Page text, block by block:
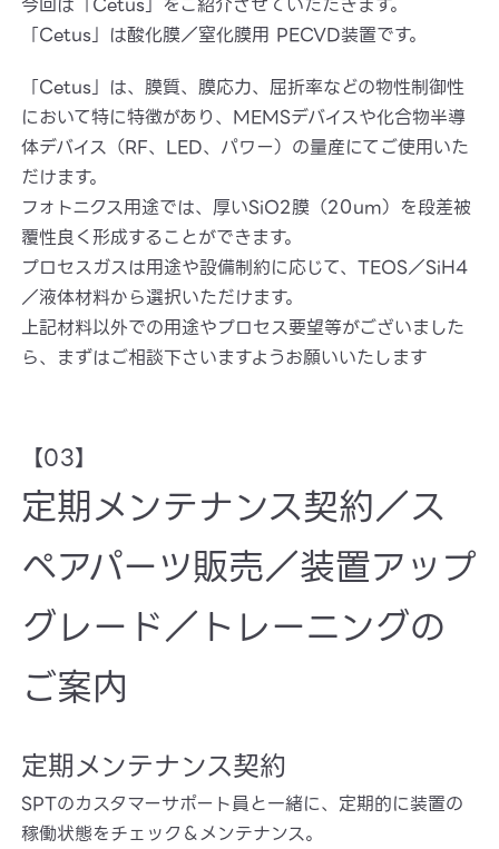
「Cetus」は酸化膜／窒化膜用 PECVD装置です。
「Cetus」は、膜質、膜応力、屈折率などの物性制御性
において特に特徴があり、MEMSデバイスや化合物半導
体デバイス（RF、LED、パワー）の量産にてご使用いた
だけます。
フォトニクス用途では、厚いSiO2膜（20um）を段差被
覆性良く形成することができます。
プロセスガスは用途や設備制約に応じて、TEOS／SiH4
／液体材料から選択いただけます。
上記材料以外での用途やプロセス要望等がございました
ら、まずはご相談下さいますようお願いいたします
【03】
定期メンテナンス契約／ス
ペアパーツ販売／装置アップ
グレード／トレーニングの
ご案内
定期メンテナンス契約
SPTのカスタマーサポート員と一緒に、定期的に装置の
稼働状態をチェック＆メンテナンス。